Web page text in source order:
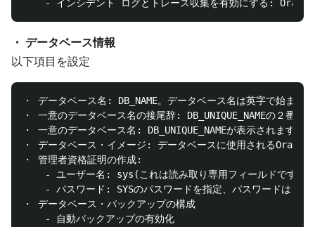
・ データベース情報
以下項目を設定
・ データベース名: DB_NAME。データベース名は英字で始ま
・ 一意のデータベース名の接尾辞: DB_UNIQUE_NAMEの２番目
・ 一意のデータベース名: DB_UNIQUE_NAMEが表示されます
・ データベース・イメージ: データベースに使用される
・ 管理者資格証明の作成:
    - ユーザー名: sys(これは読み取り専用フィールドです)。
- パスワード: SYSのパスワードを指定、パスワードは 9
・ データベース・バックアップの構成
    - 自動バックアップの有効化